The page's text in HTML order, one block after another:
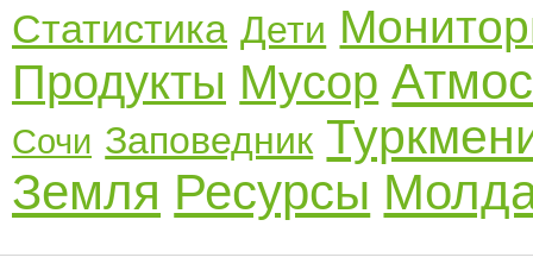
Статистика Дети
Продукты Мусор
Сочи Заповедник
Земля Ресурсы